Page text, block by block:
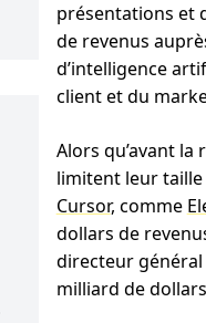
présentations et
de revenus
d’intelligence
client et du
Alors qu’avant
limitent leur
Cursor, comme
dollars de
directeur général
milliard de